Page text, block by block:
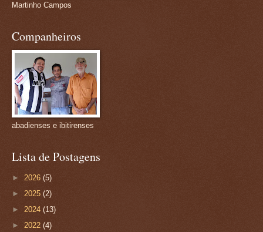
Martinho Campos
Companheiros
abadienses e ibitirenses
Lista de Postagens
► 2026 (5)
► 2025 (2)
► 2024 (13)
► 2022 (4)